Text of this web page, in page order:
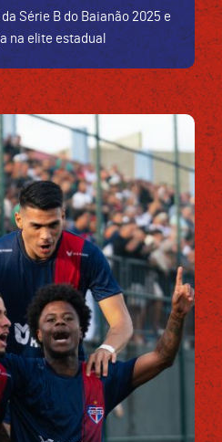
Série B do Baianão 2025 e
na elite estadual